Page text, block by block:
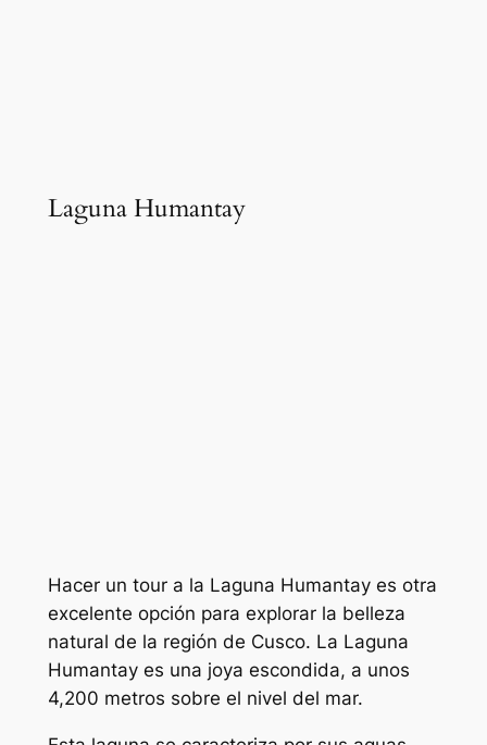
Laguna Humantay
Hacer un tour a la Laguna Humantay es otra
excelente opción para explorar la belleza
natural de la región de Cusco. La Laguna
Humantay es una joya escondida, a unos
4,200 metros sobre el nivel del mar.